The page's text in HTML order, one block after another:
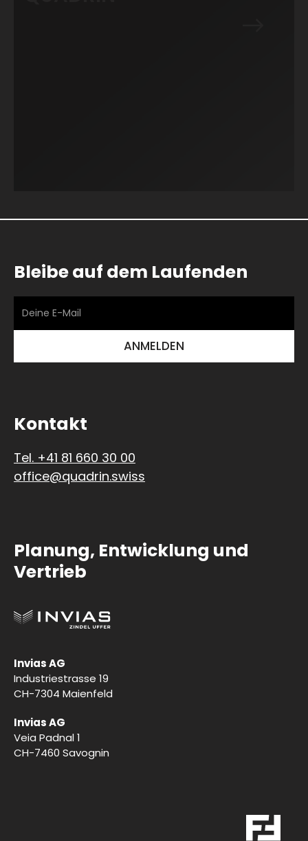
Bleibe auf dem Laufenden
Kontakt
Tel. +41 81 660 30 00
office@quadrin.swiss
Planung, Entwicklung und
Vertrieb
Invias AG
Veia Padnal 1
CH-7460 Savognin
Invias AG
Industriestrasse 19
CH-7304 Maienfeld